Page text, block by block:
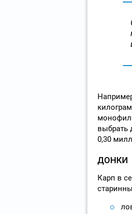
выбрать
0,30
ДОНКИ
Карп в